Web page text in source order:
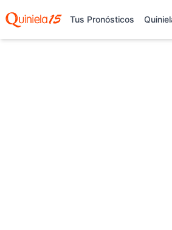
Tus Pronósticos